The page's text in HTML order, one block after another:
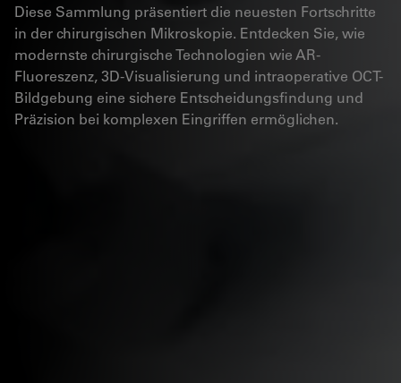
Diese Sammlung präsentiert die neuesten Fortschritte
in der chirurgischen Mikroskopie. Entdecken Sie, wie
modernste chirurgische Technologien wie AR-
Fluoreszenz, 3D-Visualisierung und intraoperative OCT-
Bildgebung eine sichere Entscheidungsfindung und
Präzision bei komplexen Eingriffen ermöglichen.